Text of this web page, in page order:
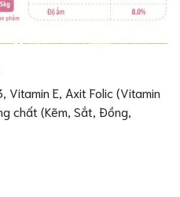
Vitamin E, Axit Folic (Vitamin
chất (Kẽm, Sắt, Đồng,